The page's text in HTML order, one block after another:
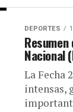
DEPORTES
Nacional
La Fecha
intensas,